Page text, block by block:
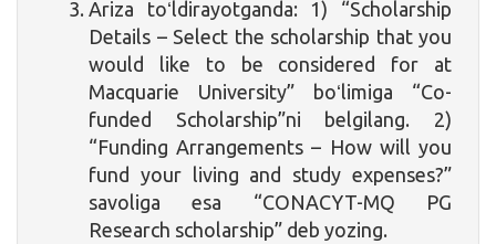
Ariza toʻldirayotganda: 1) “Scholarship
Details – Select the scholarship that you
would like to be considered for at
Macquarie University” boʻlimiga “Co-
funded Scholarship”ni belgilang. 2)
“Funding Arrangements – How will you
fund your living and study expenses?”
savoliga esa “CONACYT-MQ PG
Research scholarship” deb yozing.